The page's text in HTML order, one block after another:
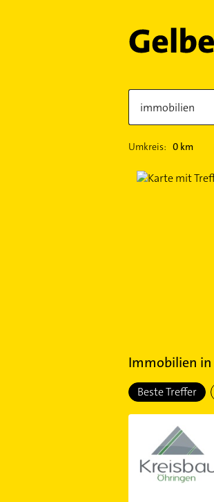
Umkreis: 0km
Immobilien in
Beste Treffer